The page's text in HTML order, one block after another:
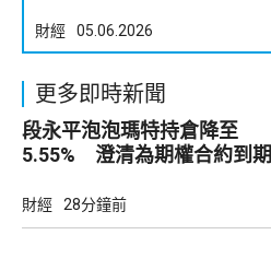
財經 05.06.2026
更多即時新聞
段永平泡泡瑪特持倉降至
5.55% 澄清為期權合約到期
財經 28分鐘前